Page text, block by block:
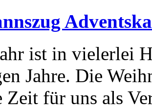
ist in vielerlei
Jahre. Die
Zeit für uns als